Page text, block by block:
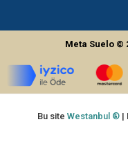
Meta Suelo ©
Bu siteWestanbul ® |